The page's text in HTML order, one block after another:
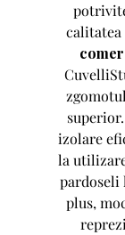
izolare
la
pardoseli
plus,